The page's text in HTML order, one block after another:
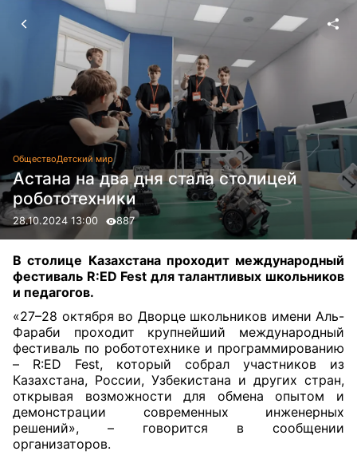
ОбществоДетский мир
Астана на два дня стала столицей
робототехники
28.10.2024 13:00 887
В столице Казахстана проходит международный
фестиваль R:ED Fest для талантливых школьников
и педагогов.
«27–28 октября во Дворце школьников имени Аль-
Фараби проходит крупнейший международный
фестиваль по робототехнике и программированию
– R:ED Fest, который собрал участников из
Казахстана, России, Узбекистана и других стран,
открывая возможности для обмена опытом и
демонстрации современных инженерных
решений», – говорится в сообщении
организаторов.